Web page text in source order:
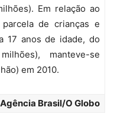
Em relação ao
de crianças e
17 anos de idade, do
manteve-se
em 2010.
Agência Brasil/O Globo